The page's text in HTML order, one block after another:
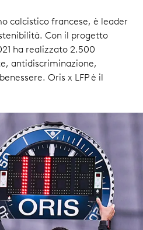
calcistico francese, è leader
Con il progetto
ha realizzato 2.500
antidiscriminazione,
Oris x LFP è il